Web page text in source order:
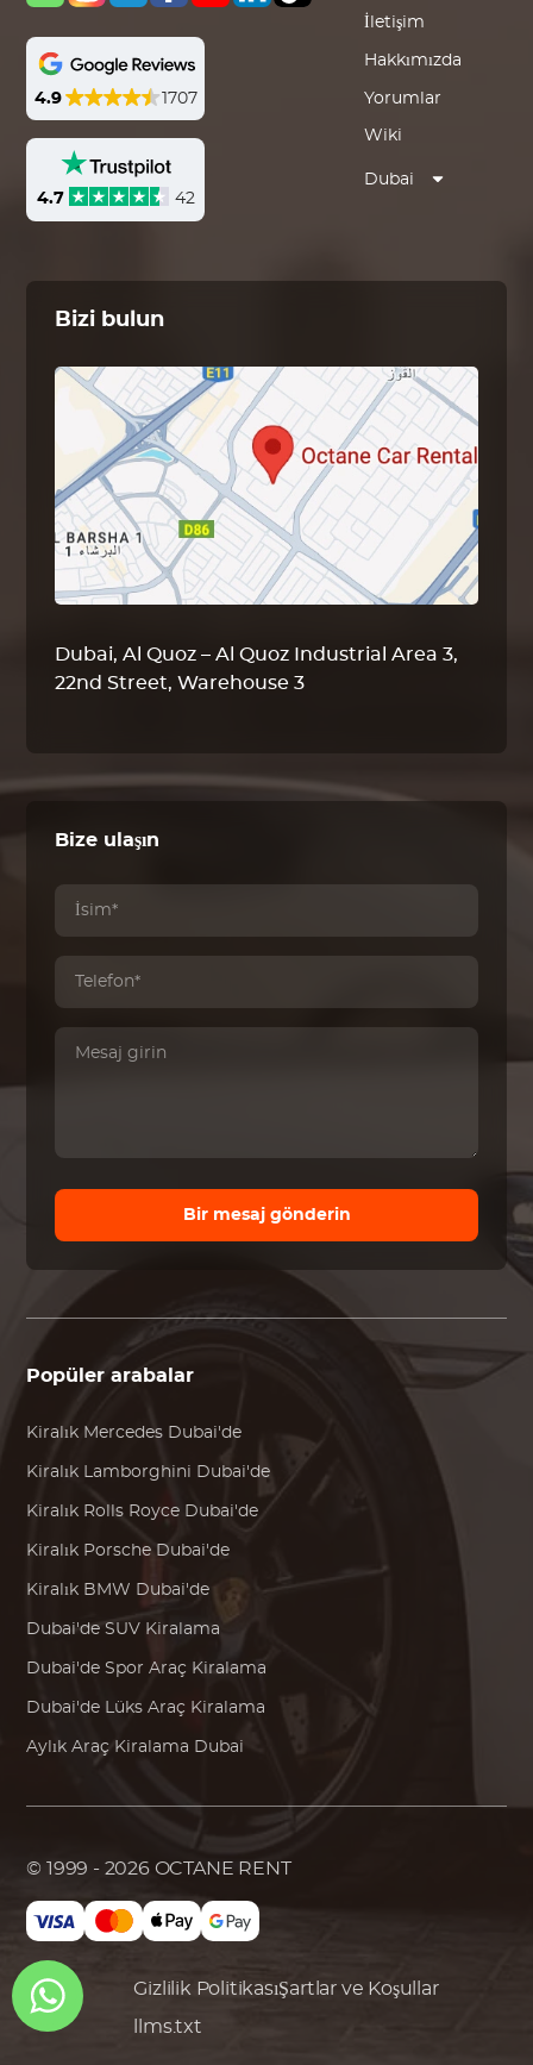
4.9 1707
4.7 42
İletişim
Hakkımızda
Yorumlar
Wiki
Dubai
Bizi bulun
Dubai, Al Quoz – Al Quoz Industrial Area 3,
22nd Street, Warehouse 3
Bize ulaşın
Bir mesaj gönderin
Popüler arabalar
Kiralık Mercedes Dubai'de
Kiralık Lamborghini Dubai'de
Kiralık Rolls Royce Dubai'de
Kiralık Porsche Dubai'de
Kiralık BMW Dubai'de
Dubai'de SUV Kiralama
Dubai'de Spor Araç Kiralama
Dubai'de Lüks Araç Kiralama
Aylık Araç Kiralama Dubai
© 1999 - 2026 OCTANE RENT
Gizlilik PolitikasıŞartlar ve Koşullar
llms.txt